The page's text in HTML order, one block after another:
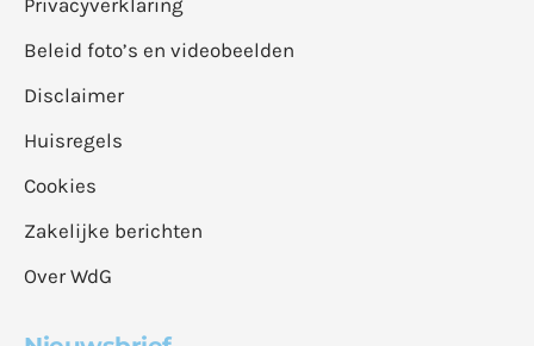
Privacyverklaring
Beleid foto’s en videobeelden
Disclaimer
Huisregels
Cookies
Zakelijke berichten
Over WdG